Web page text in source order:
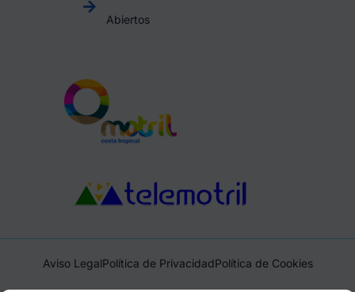
Abiertos
Aviso LegalPolítica de PrivacidadPolítica de Cookies